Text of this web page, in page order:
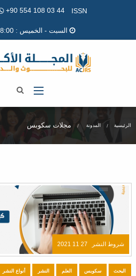
ISSN
+90 554 108 03 44
السبت - الخميس : 08:00-15:00
الرئيسية المدونة مجلات سكوبس
شروط النشر 27 11 2021
البحث سكوبس العلم النشر أنواع النشر